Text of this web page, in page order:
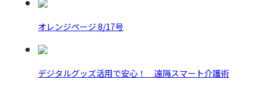
オレンジページ 8/17号
デジタルグッズ活用で安心！ 遠隔スマート介護術